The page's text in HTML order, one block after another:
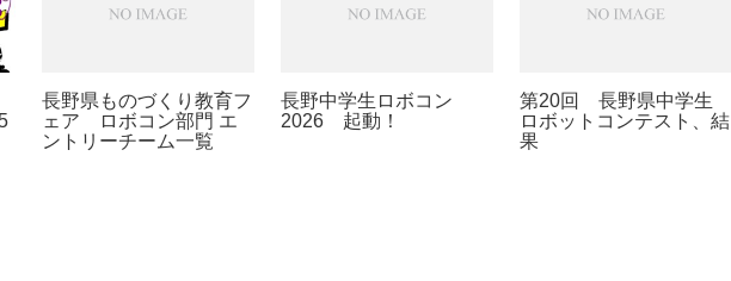
長野県ものづくり教育フ
ェア ロボコン部門 エ
ントリーチーム一覧
長野中学生ロボコン
2026 起動！
第20回 長野県中学生
ロボットコンテスト、結
果